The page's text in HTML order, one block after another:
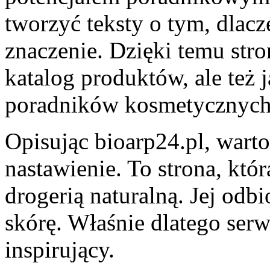
tworzyć teksty o tym,
znaczenie. Dzięki temu
katalog produktów, ale też
poradników
Opisując bioarp24.pl,
nastawienie. To strona,
drogerią naturalną. Jej
skórę. Właśnie dlatego
inspirujący.